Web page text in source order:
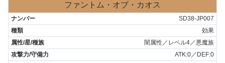
ファントム・オブ・カオス
SD38-JP007
効果
闇属性／レベル4／悪魔族
ATK:0／DEF:0